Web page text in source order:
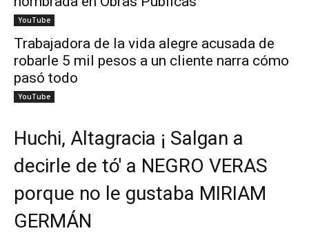
YouTube
Trabajadora de la vida alegre acusada de
robarle 5 mil pesos a un cliente narra cómo
pasó todo
YouTube
Huchi, Altagracia ¡ Salgan a
decirle de tó' a NEGRO VERAS
porque no le gustaba MIRIAM
GERMÁN